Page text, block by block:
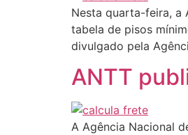
Nesta quarta-feira, a
tabela de pisos
divulgado pela
ANTT
A Agência Nacional